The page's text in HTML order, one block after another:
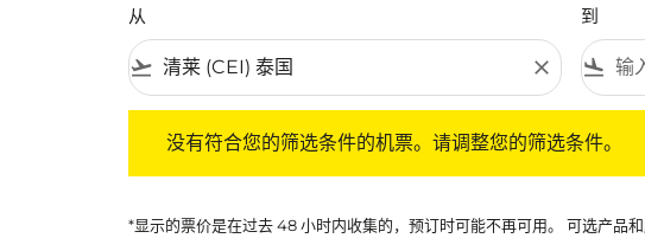
从
flight_takeoff close
到
flight_land
没有符合您的筛选条件的机票。请调整您的筛选条件。
*显示的票价是在过去 48 小时内收集的，预订时可能不再可用。 可选产品和